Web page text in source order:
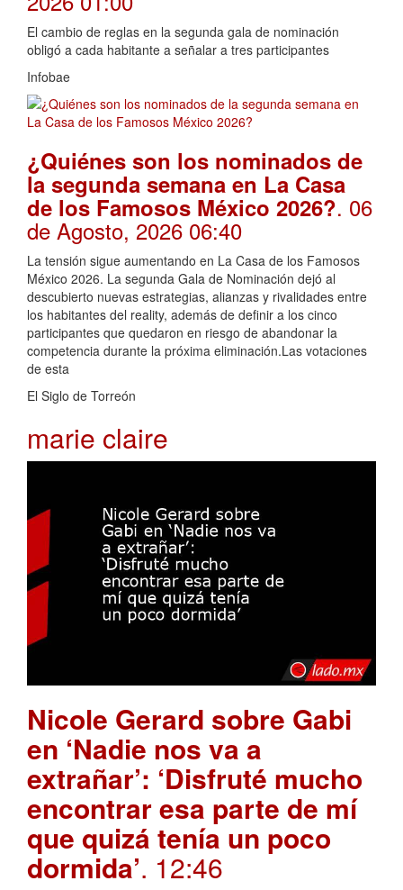
El cambio de reglas en la segunda gala de nominación
obligó a cada habitante a señalar a tres participantes
Infobae
¿Quiénes son los nominados de
la segunda semana en La Casa
de los Famosos México 2026?. 06
de Agosto, 2026 06:40
La tensión sigue aumentando en La Casa de los Famosos
México 2026. La segunda Gala de Nominación dejó al
descubierto nuevas estrategias, alianzas y rivalidades entre
los habitantes del reality, además de definir a los cinco
participantes que quedaron en riesgo de abandonar la
competencia durante la próxima eliminación.Las votaciones
de esta
El Siglo de Torreón
marie claire
Nicole Gerard sobre Gabi
en ‘Nadie nos va a
extrañar’: ‘Disfruté mucho
encontrar esa parte de mí
que quizá tenía un poco
dormida’. 12:46